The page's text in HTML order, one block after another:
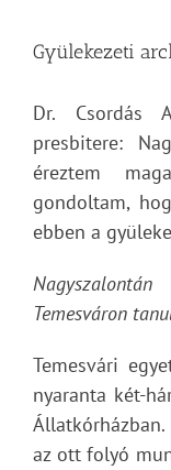
Gyülekezeti
Dr. Csordás
presbitere:
éreztem
gondoltam,
ebben a
Temesváron
Temesvári
nyaranta két-
az ott folyó